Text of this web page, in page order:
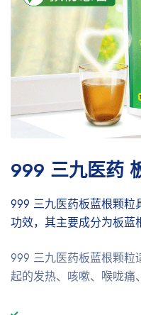
999 三九医药
999 三九医药板蓝根颗粒
功效，其主要成分为板蓝
999 三九医药板蓝根颗粒
起的发热、咳嗽、喉咙痛